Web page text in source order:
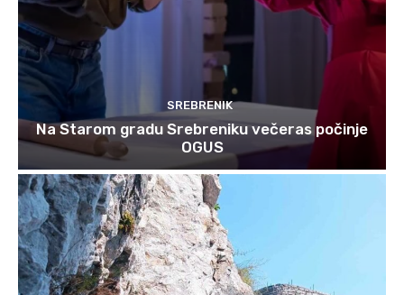
SREBRENIK
Na Starom gradu Srebreniku večeras počinje
OGUS